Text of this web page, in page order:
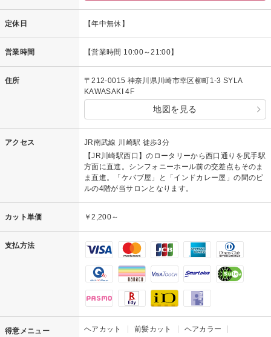
定休日 【年中無休】
営業時間 【営業時間 10:00～21:00】
住所
〒212-0015 神奈川県川崎市幸区柳町1-3 SYLA
KAWASAKI 4F
地図を見る
アクセス
JR南武線 川崎駅 徒歩3分
【JR川崎駅西口】のロータリーから西口通りを尻手駅
方面に直進。シンフォニーホール前の交差点もそのま
ま直進。「ケバブ屋」と「インドカレー屋」の間のビ
ルの4階が当サロンとなります。
カット単価 ￥2,200～
支払方法
得意メニュー ヘアカット 前髪カット
ヘアカラー